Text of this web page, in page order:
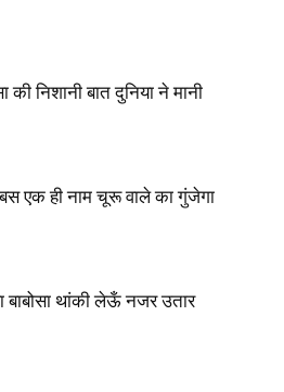
की निशानी बात दुनिया ने मानी
एक ही नाम चूरू वाले का गुंजेगा
बाबोसा थांकी लेऊँ नजर उतार